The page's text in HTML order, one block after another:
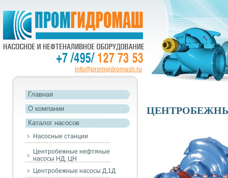
info@promgidromash.ru
Главная
О компании
Каталог насосов
Насосные станции
Центробежные нефтяные
насосы НД, ЦН
Центробежные насосы Д,1Д